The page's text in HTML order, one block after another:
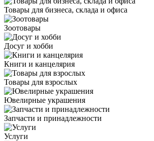
Товары для бизнеса, склада и офиса
Зоотовары
Досуг и хобби
Книги и канцелярия
Товары для взрослых
Ювелирные украшения
Запчасти и принадлежности
Услуги